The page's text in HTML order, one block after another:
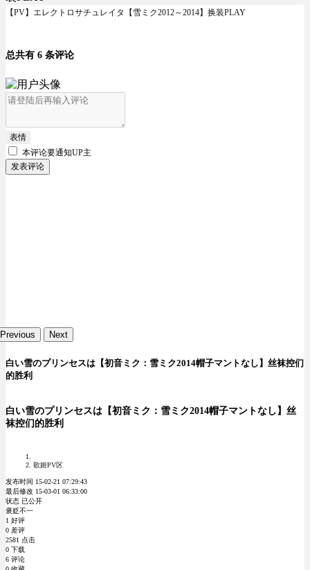
【PV】エレクトロサチュレイタ【雪ミク2012～2014】换装PLAY
总共有 6 条评论
表情
本评论要通知UP主
发表评论
Previous Next
白い雪のプリンセスは【初音ミク：雪ミク2014帽子マントなし】丝袜控们
的胜利
白い雪のプリンセスは【初音ミク：雪ミク2014帽子マントなし】丝
袜控们的胜利
歌姬PV区
发布时间 15-02-21 07:29:43
最后修改 15-03-01 06:33:00
状态 已公开
褒贬不一
1 好评
0 差评
2581 点击
0 下载
6 评论